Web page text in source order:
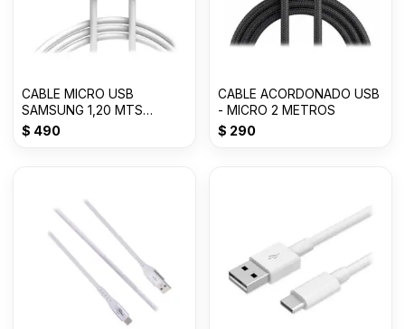
CABLE MICRO USB
SAMSUNG 1,20 MTS
BLANCO EP-DG9
$ 490
CABLE ACORDONADO USB
- MICRO 2 METROS
$ 290